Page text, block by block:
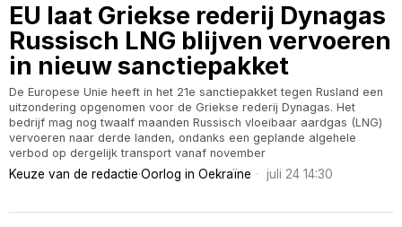
EU laat Griekse rederij Dynagas
Russisch LNG blijven vervoeren
in nieuw sanctiepakket
De Europese Unie heeft in het 21e sanctiepakket tegen Rusland een
uitzondering opgenomen voor de Griekse rederij Dynagas. Het
bedrijf mag nog twaalf maanden Russisch vloeibaar aardgas (LNG)
vervoeren naar derde landen, ondanks een geplande algehele
verbod op dergelijk transport vanaf november
Keuze van de redactie·Oorlog in Oekraïne juli 24 14:30